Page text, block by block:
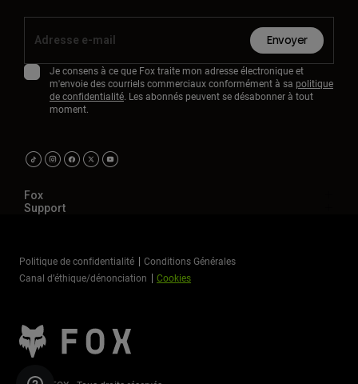
Envoyer
Je consens à ce que Fox traite mon adresse électronique et
m'envoie des courriels commerciaux conformément à sa politique
de confidentialité. Les abonnés peuvent se désabonner à tout
moment.
Fox
Support
Politique de confidentialité
Conditions Générales
Canal d’éthique/dénonciation
Cookies